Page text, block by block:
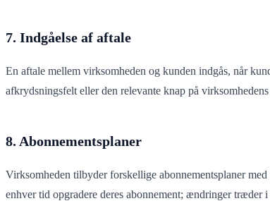
7. Indgåelse af aftale
En aftale mellem virksomheden og kunden indgås, når
afkrydsningsfelt eller den relevante knap på
8. Abonnementsplaner
Virksomheden tilbyder forskellige abonnementsplaner
enhver tid opgradere deres abonnement; ændringer